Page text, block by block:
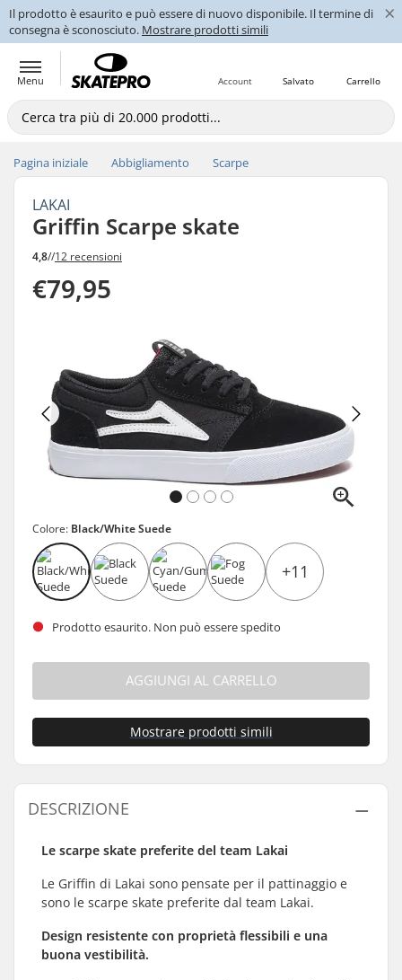
Il prodotto è esaurito e può essere di nuovo disponibile. Il termine di
consegna è sconosciuto. Mostrare prodotti simili
×
Menu Carrello
Salvato
Account
Pagina iniziale Abbigliamento Scarpe
LAKAI
Griffin Scarpe skate
4,8//12 recensioni
€79,95
Colore: Black/White Suede
+11
Prodotto esaurito. Non può essere spedito
AGGIUNGI AL CARRELLO
Mostrare prodotti simili
DESCRIZIONE
Le scarpe skate preferite del team Lakai
Le Griffin di Lakai sono pensate per il pattinaggio e
sono le scarpe skate preferite dal team Lakai.
Design resistente con proprietà flessibili e una
buona vestibilità.